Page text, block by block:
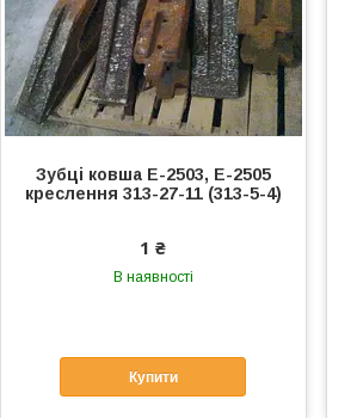
Зубці ковша Е-2503, Е-2505
креслення 313-27-11 (313-5-4)
1 ₴
В наявності
Купити